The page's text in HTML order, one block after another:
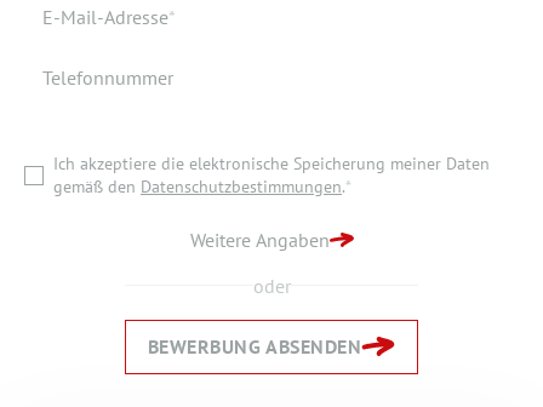
Pflichtfeld
E-Mail-Adresse*
Telefonnummer
Ich akzeptiere die elektronische Speicherung meiner Daten
gemäß den Datenschutzbestimmungen.*
Weitere Angaben
oder
BEWERBUNG ABSENDEN
Ich akzeptiere die elektronische Speicherung meiner Daten
ZURÜCK ZUR STARTSEITE